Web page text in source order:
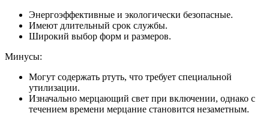
Энергоэффективные и экологически безопасные.
Имеют длительный срок службы.
Широкий выбор форм и размеров.
Минусы:
Могут содержать ртуть, что требует специальной
утилизации.
Изначально мерцающий свет при включении, однако с
течением времени мерцание становится незаметным.